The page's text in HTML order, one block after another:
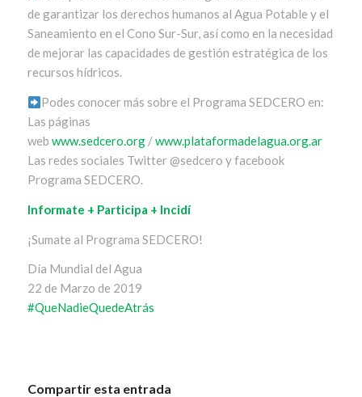
de garantizar los derechos humanos al Agua Potable y el
Saneamiento en el Cono Sur-Sur, así como en la necesidad
de mejorar las capacidades de gestión estratégica de los
recursos hídricos.
Podes conocer más sobre el Programa SEDCERO en:
Las páginas
web www.sedcero.org/www.plataformadelagua.org.ar
Las redes sociales Twitter @sedcero y facebook
Programa SEDCERO.
Informate + Participa + Incidí
¡Sumate al Programa SEDCERO!
Día Mundial del Agua
22 de Marzo de 2019
#QueNadieQuedeAtrás
Compartir esta entrada